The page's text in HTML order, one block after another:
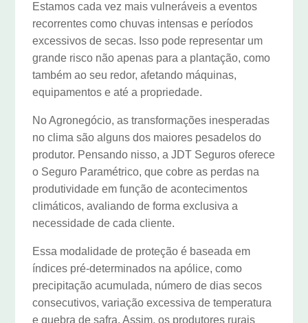
Estamos cada vez mais vulneráveis a eventos
recorrentes como chuvas intensas e períodos
excessivos de secas. Isso pode representar um
grande risco não apenas para a plantação, como
também ao seu redor, afetando máquinas,
equipamentos e até a propriedade.
No Agronegócio, as transformações inesperadas
no clima são alguns dos maiores pesadelos do
produtor. Pensando nisso, a JDT Seguros oferece
o Seguro Paramétrico, que cobre as perdas na
produtividade em função de acontecimentos
climáticos, avaliando de forma exclusiva a
necessidade de cada cliente.
Essa modalidade de proteção é baseada em
índices pré-determinados na apólice, como
precipitação acumulada, número de dias secos
consecutivos, variação excessiva de temperatura
e quebra de safra. Assim, os produtores rurais